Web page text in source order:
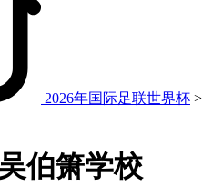
2026年国际足联世界杯 >
伯箫学校